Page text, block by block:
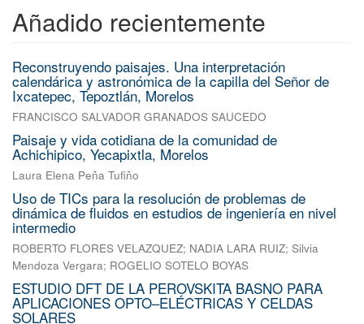
Añadido recientemente
Reconstruyendo paisajes. Una interpretación
calendárica y astronómica de la capilla del Señor de
Ixcatepec, Tepoztlán, Morelos
FRANCISCO SALVADOR GRANADOS SAUCEDO
Paisaje y vida cotidiana de la comunidad de
Achichipico, Yecapixtla, Morelos
Laura Elena Peña Tufiño
Uso de TICs para la resolución de problemas de
dinámica de fluidos en estudios de ingeniería en nivel
intermedio
ROBERTO FLORES VELAZQUEZ; NADIA LARA RUIZ; Silvia
Mendoza Vergara; ROGELIO SOTELO BOYAS
ESTUDIO DFT DE LA PEROVSKITA BASNO PARA
APLICACIONES OPTO–ELÉCTRICAS Y CELDAS
SOLARES